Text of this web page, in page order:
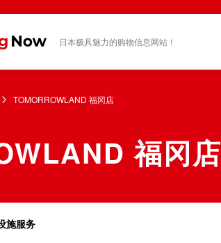
日本极具魅力的购物信息网站！
TOMORROWLAND 福冈店
福冈店
施服务